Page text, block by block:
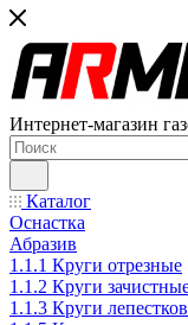
Интернет-магазин
Каталог
Оснастка
Абразив
1.1.1 Круги отрезные
1.1.2 Круги
1.1.3 Круги